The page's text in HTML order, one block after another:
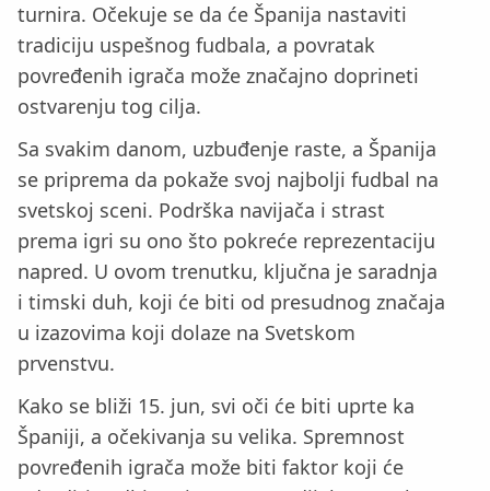
turnira. Očekuje se da će Španija nastaviti
tradiciju uspešnog fudbala, a povratak
povređenih igrača može značajno doprineti
ostvarenju tog cilja.
Sa svakim danom, uzbuđenje raste, a Španija
se priprema da pokaže svoj najbolji fudbal na
svetskoj sceni. Podrška navijača i strast
prema igri su ono što pokreće reprezentaciju
napred. U ovom trenutku, ključna je saradnja
i timski duh, koji će biti od presudnog značaja
u izazovima koji dolaze na Svetskom
prvenstvu.
Kako se bliži 15. jun, svi oči će biti uprte ka
Španiji, a očekivanja su velika. Spremnost
povređenih igrača može biti faktor koji će